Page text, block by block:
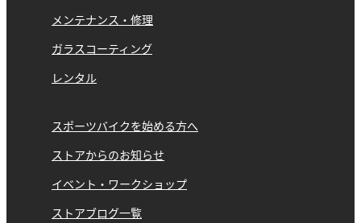
メンテナンス・修理
ガラスコーティング
レンタル
スポーツバイクを始める方へ
ストアからのお知らせ
イベント・ワークショップ
ストアブログ一覧